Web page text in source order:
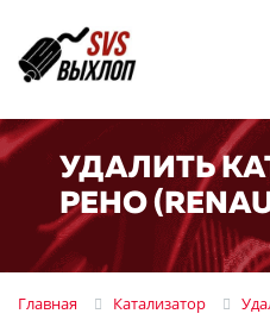
УДАЛИТЬ
РЕНО
Главная Катализатор